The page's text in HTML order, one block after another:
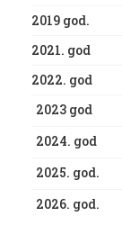
2019 god.
2021. god
2022. god
2023 god
2024. god
2025. god.
2026. god.